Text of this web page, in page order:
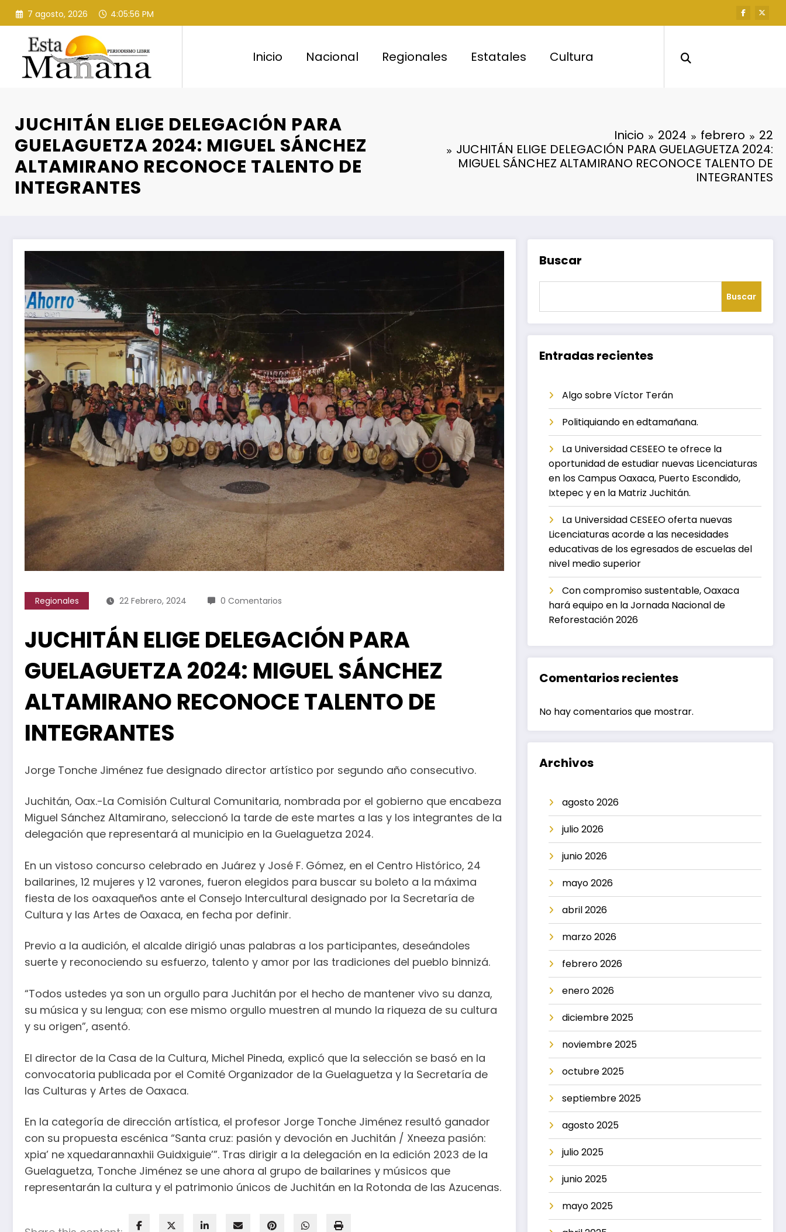
Saltar
contenido
7 agosto, 2026 4:05:57 PM
Inicio Nacional Regionales Estatales Cultura
JUCHITÁN ELIGE DELEGACIÓN PARA
GUELAGUETZA 2024: MIGUEL SÁNCHEZ
ALTAMIRANO RECONOCE TALENTO DE
INTEGRANTES
Inicio 2024 febrero
22
JUCHITÁN ELIGE DELEGACIÓN PARA GUELAGUETZA 2024:
MIGUEL SÁNCHEZ ALTAMIRANO RECONOCE TALENTO DE
INTEGRANTES
Regionales 22 Febrero, 2024 0 Comentarios
JUCHITÁN ELIGE DELEGACIÓN PARA
GUELAGUETZA 2024: MIGUEL SÁNCHEZ
ALTAMIRANO RECONOCE TALENTO DE
INTEGRANTES
Jorge Tonche Jiménez fue designado director artístico por segundo año consecutivo.
Juchitán, Oax.-La Comisión Cultural Comunitaria, nombrada por el gobierno que encabeza
Miguel Sánchez Altamirano, seleccionó la tarde de este martes a las y los integrantes de la
delegación que representará al municipio en la Guelaguetza 2024.
En un vistoso concurso celebrado en Juárez y José F. Gómez, en el Centro Histórico, 24
bailarines, 12 mujeres y 12 varones, fueron elegidos para buscar su boleto a la máxima
fiesta de los oaxaqueños ante el Consejo Intercultural designado por la Secretaría de
Cultura y las Artes de Oaxaca, en fecha por definir.
Previo a la audición, el alcalde dirigió unas palabras a los participantes, deseándoles
suerte y reconociendo su esfuerzo, talento y amor por las tradiciones del pueblo binnizá.
“Todos ustedes ya son un orgullo para Juchitán por el hecho de mantener vivo su danza,
su música y su lengua; con ese mismo orgullo muestren al mundo la riqueza de su cultura
y su origen”, asentó.
El director de la Casa de la Cultura, Michel Pineda, explicó que la selección se basó en la
convocatoria publicada por el Comité Organizador de la Guelaguetza y la Secretaría de
las Culturas y Artes de Oaxaca.
En la categoría de dirección artística, el profesor Jorge Tonche Jiménez resultó ganador
con su propuesta escénica “Santa cruz: pasión y devoción en Juchitán / Xneeza pasión:
xpia’ ne xquedarannaxhii Guidxiguie’”. Tras dirigir a la delegación en la edición 2023 de la
Guelaguetza, Tonche Jiménez se une ahora al grupo de bailarines y músicos que
representarán la cultura y el patrimonio únicos de Juchitán en la Rotonda de las Azucenas.
Buscar
Buscar
Entradas recientes
Algo sobre Víctor Terán
Politiquiando en edtamañana.
La Universidad CESEEO te ofrece la
oportunidad de estudiar nuevas Licenciaturas
en los Campus Oaxaca, Puerto Escondido,
Ixtepec y en la Matriz Juchitán.
La Universidad CESEEO oferta nuevas
Licenciaturas acorde a las necesidades
educativas de los egresados de escuelas del
nivel medio superior
Con compromiso sustentable, Oaxaca
hará equipo en la Jornada Nacional de
Reforestación 2026
Comentarios recientes
No hay comentarios que mostrar.
Archivos
agosto 2026
julio 2026
junio 2026
mayo 2026
abril 2026
marzo 2026
febrero 2026
enero 2026
diciembre 2025
noviembre 2025
octubre 2025
septiembre 2025
agosto 2025
julio 2025
junio 2025
mayo 2025